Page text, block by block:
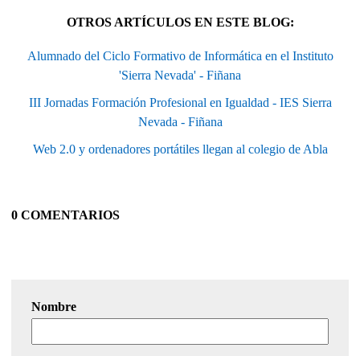
OTROS ARTÍCULOS EN ESTE BLOG:
Alumnado del Ciclo Formativo de Informática en el Instituto
'Sierra Nevada' - Fiñana
III Jornadas Formación Profesional en Igualdad - IES Sierra
Nevada - Fiñana
Web 2.0 y ordenadores portátiles llegan al colegio de Abla
0 COMENTARIOS
Nombre